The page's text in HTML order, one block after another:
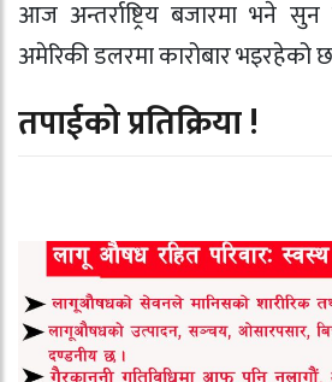
आज अन्तर्राष्ट्रिय बजारमा भने
अमेरिकी डलरमा कारोबार भइरहेको
तपाईको प्रतिक्रिया !